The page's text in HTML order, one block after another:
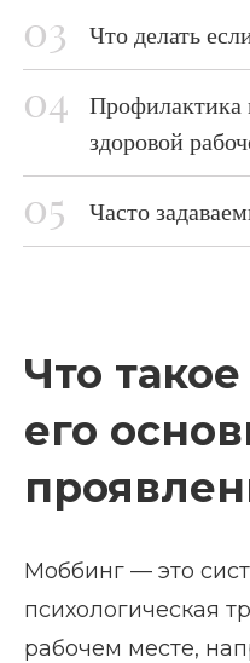
Что делать
Профилактика
здоровой
Часто
Что
его
Моббинг — это
психологическая
рабочем месте,